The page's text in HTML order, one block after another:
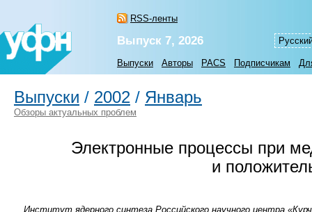
RSS-ленты
Выпуск 7, 2026
Выпуски Авторы PACS Подписчикам
Выпуски / 2002 / Январь
Обзоры актуальных проблем
Электронные процессы при
и
Институт ядерного синтеза Российского научного центра